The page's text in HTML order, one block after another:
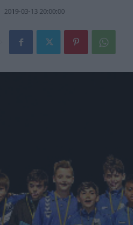
2019-03-13 20:00:00